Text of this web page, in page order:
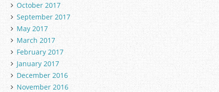
October 2017
September 2017
May 2017
March 2017
February 2017
January 2017
December 2016
November 2016